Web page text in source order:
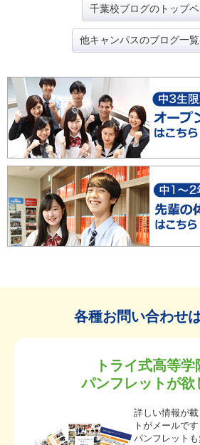
千葉校ブログのトップ
他キャンパスのブログ一
各種お問い合わせ
トライ式高等学
パンフレットが欲
詳しい情報が
トがメールで
パンフレット